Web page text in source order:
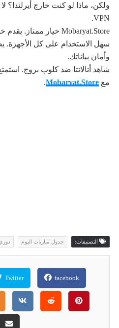
ولكن، ماذا لو كنت خارج أيرلندا؟
VPN.
سهل الاستخدام على كل
وأمان بياناتك.
شاهد أتالانتا ضد كلوب بروج.
مع Mobaryat.Store
.
التصنيفات: جدول مباريات اليوم
facebook
Twitter